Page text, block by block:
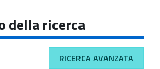
della ricerca
RICERCA AVANZATA